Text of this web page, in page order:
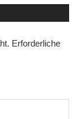
Erforderliche